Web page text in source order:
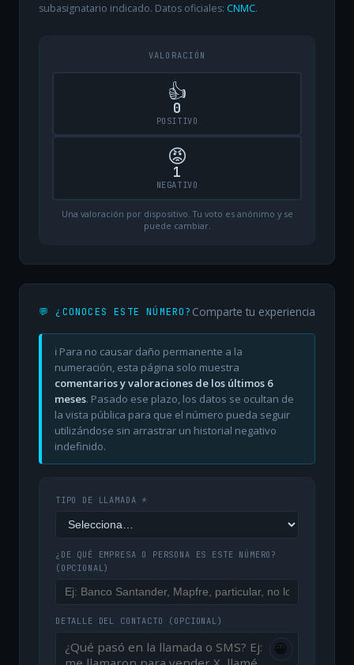
subasignatario indicado. Datos oficiales: CNMC.
VALORACIÓN
👍
0
POSITIVO
😡
1
NEGATIVO
Una valoración por dispositivo. Tu voto es anónimo y se
puede cambiar.
💬 ¿CONOCES ESTE NÚMERO? Comparte tu experiencia
ℹ️ Para no causar daño permanente a la
numeración, esta página solo muestra
comentarios y valoraciones de los últimos 6
meses. Pasado ese plazo, los datos se ocultan de
la vista pública para que el número pueda seguir
utilizándose sin arrastrar un historial negativo
indefinido.
TIPO DE LLAMADA *
¿DE QUÉ EMPRESA O PERSONA ES ESTE NÚMERO?
(OPCIONAL)
DETALLE DEL CONTACTO (OPCIONAL)
😀